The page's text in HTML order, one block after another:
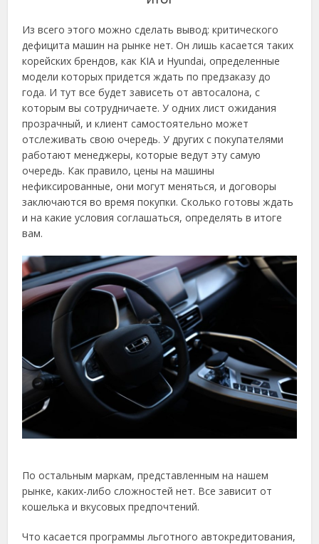
Из всего этого можно сделать вывод: критического
дефицита машин на рынке нет. Он лишь касается таких
корейских брендов, как KIA и Hyundai, определенные
модели которых придется ждать по предзаказу до
года. И тут все будет зависеть от автосалона, с
которым вы сотрудничаете. У одних лист ожидания
прозрачный, и клиент самостоятельно может
отслеживать свою очередь. У других с покупателями
работают менеджеры, которые ведут эту самую
очередь. Как правило, цены на машины
нефиксированные, они могут меняться, и договоры
заключаются во время покупки. Сколько готовы ждать
и на какие условия соглашаться, определять в итоге
вам.
По остальным маркам, представленным на нашем
рынке, каких-либо сложностей нет. Все зависит от
кошелька и вкусовых предпочтений.
Что касается программы льготного автокредитования,